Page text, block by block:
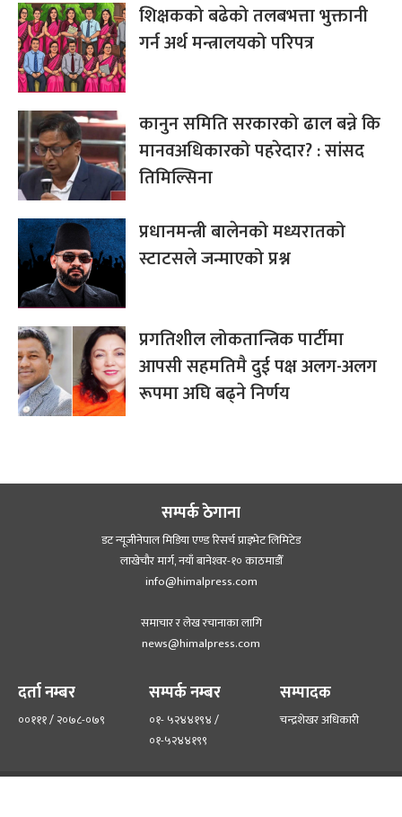
शिक्षकको बढेको तलबभत्ता भुक्तानी
गर्न अर्थ मन्त्रालयको परिपत्र
कानुन समिति सरकारको ढाल बन्ने कि
मानवअधिकारको पहरेदार? : सांसद
तिमिल्सिना
प्रधानमन्त्री बालेनको मध्यरातको
स्टाटसले जन्माएको प्रश्न
प्रगतिशील लोकतान्त्रिक पार्टीमा
आपसी सहमतिमै दुई पक्ष अलग-अलग
रूपमा अघि बढ्ने निर्णय
सम्पर्क ठेगाना
डट न्यूजीनेपाल मिडिया एण्ड रिसर्च प्राइभेट लिमिटेड
लाखेचौर मार्ग, नयाँ बानेश्‍वर-१० काठमाडौँ
info@himalpress.com
समाचार र लेख रचानाका लागि
news@himalpress.com
दर्ता नम्बर
००१११ / २०७८-०७९
सम्पर्क नम्बर
०१- ५२४४१९४ /
०१-५२४४१९९
सम्पादक
चन्द्रशेखर अधिकारी